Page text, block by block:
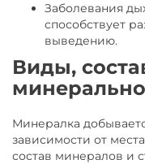
Заболевания
способствует
выведению.
Виды,
Минералка
зависимости от
состав минералов и